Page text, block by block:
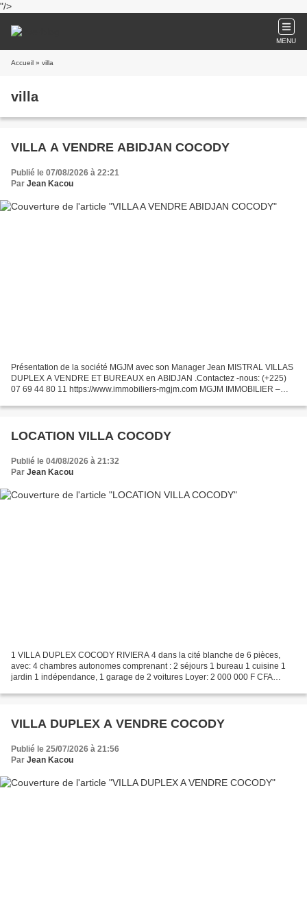
"/>
MENU
Accueil » villa
villa
VILLA A VENDRE ABIDJAN COCODY
Publié le 07/08/2026 à 22:21
Par Jean Kacou
Présentation de la société MGJM ​​avec son Manager Jean MISTRAL VILLAS
DUPLEX A VENDRE ET BUREAUX en ABIDJAN .Contactez -nous: (+225)
07 69 44 80 11 https://www.immobiliers-mgjm.com MGJM IMMOBILIER –
LOCATION VILLA COCODY
Publié le 04/08/2026 à 21:32
Par Jean Kacou
1 VILLA DUPLEX COCODY RIVIERA 4 dans la cité blanche de 6 pièces,
avec: 4 chambres autonomes comprenant : 2 séjours 1 bureau 1 cuisine 1
jardin 1 indépendance, 1 garage de 2 voitures Loyer: 2 000 000 F CFA
VILLA DUPLEX A VENDRE COCODY
Publié le 25/07/2026 à 21:56
Par Jean Kacou